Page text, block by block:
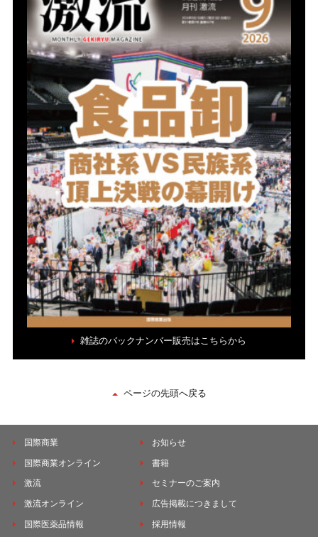
雑誌のバックナンバー販売はこちらから
ページの先頭へ戻る
国際商業
国際商業オンライン
激流
激流オンライン
国際医薬品情報
お知らせ
書籍
セミナーのご案内
広告掲載につきまして
採用情報